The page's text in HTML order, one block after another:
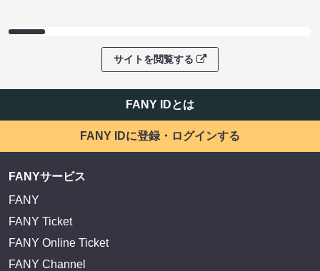
サイトを閲覧する
FANY IDとは
FANY IDに登録・ログインする
FANYサービス
FANY
FANY Ticket
FANY Online Ticket
FANY Channel